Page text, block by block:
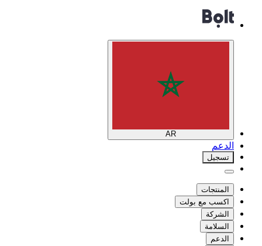
AR
الدعم
تسجيل
المنتجات
اكسب مع بولت
الشركة
السلامة
الدعم